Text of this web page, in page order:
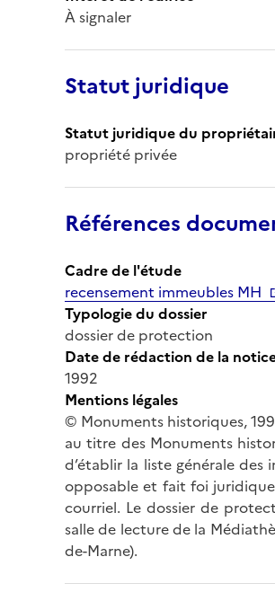
À signaler
Statut juridique
Statut juridique du
propriété privée
Références
Cadre de l'étude
recensement immeubles MH
Typologie du dossier
dossier de protection
Date de rédaction de la
1992
Mentions légales
© Monuments historiques,
au titre des Monuments
d’établir la liste générale
opposable et fait foi
courriel. Le dossier de
salle de lecture de la
de-Marne).